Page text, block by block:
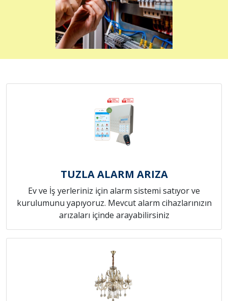
TUZLA ALARM ARIZA
Ev ve İş yerleriniz için alarm sistemi satıyor ve
kurulumunu yapıyoruz. Mevcut alarm cihazlarınızın
arızaları içinde arayabilirsiniz